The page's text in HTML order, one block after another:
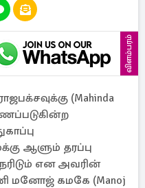
விளம்பரம்
(Mahinda
ஆளும் தரப்பு
என அவரின்
மனோஜ் கமகே (Manoj